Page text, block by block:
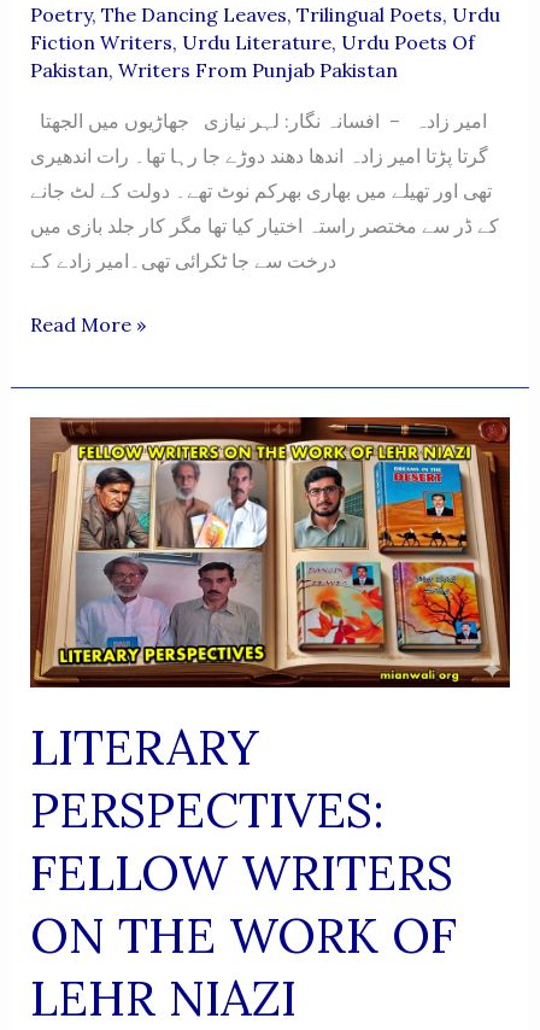
Poetry, The Dancing Leaves, Trilingual Poets, Urdu
Fiction Writers, Urdu Literature, Urdu Poets Of
Pakistan, Writers From Punjab Pakistan
گرتا پڑتا امیر زادہ اندھا دھند دوڑے جا رہا تھا۔ رات اندھیری
تھی اور تھیلے میں بھاری بھرکم نوٹ تھے۔ دولت کے لٹ جانے
کے ڈر سے مختصر راستہ اختیار کیا تھا مگر کار جلد بازی میں
درخت سے جا ٹکرائی تھی۔امیر زادے کے
AMEERZADA
-
AFSANA
BY
LEHR
NIAZI
Read More »
LITERARY
PERSPECTIVES:
FELLOW WRITERS
ON THE WORK OF
LEHR NIAZI